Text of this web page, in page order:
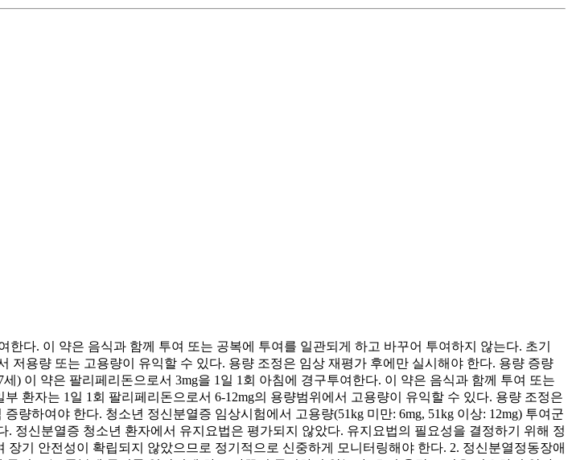
다. 이 약은 음식과 함께 투여 또는 공복에 투여를 일관되게 하고 바꾸어 투여하지 않는다. 초기
저용량 또는 고용량이 유익할 수 있다. 용량 조정은 임상 재평가 후에만 실시해야 한다. 용량 증량
) 이 약은 팔리페리돈으로서 3mg을 1일 1회 아침에 경구투여한다. 이 약은 음식과 함께 투여 또는
환자는 1일 1회 팔리페리돈으로서 6-12mg의 용량범위에서 고용량이 유익할 수 있다. 용량 조정은
량하여야 한다. 청소년 정신분열증 임상시험에서 고용량(51kg 미만: 6mg, 51kg 이상: 12mg) 투여군
정신분열증 청소년 환자에서 유지요법은 평가되지 않았다. 유지요법의 필요성을 결정하기 위해 정
기 안전성이 확립되지 않았으므로 정기적으로 신중하게 모니터링해야 한다. 2. 정신분열정동장애